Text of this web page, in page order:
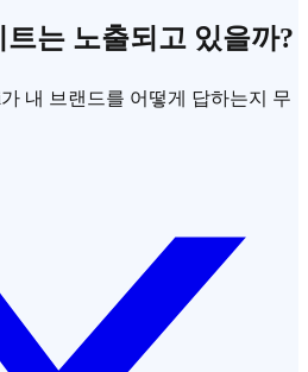
는 노출되고 있을까?
가 내 브랜드를 어떻게 답하는지 무